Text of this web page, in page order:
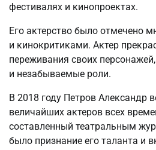
фестивалях и кинопроектах.
Его актерство было отмечено
и кинокритиками. Актер
переживания своих
и незабываемые роли.
В 2018 году Петров Александр
величайших актеров всех
составленный театральным
было признание его таланта и